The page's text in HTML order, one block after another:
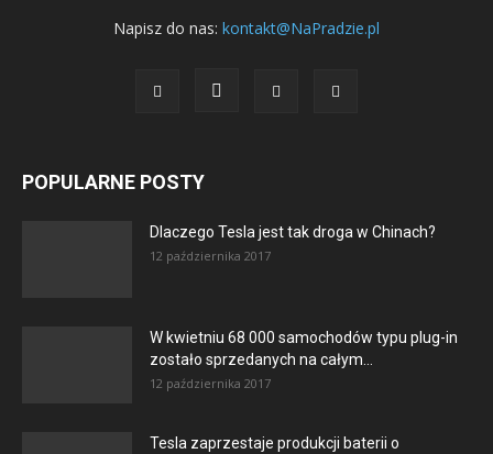
Napisz do nas: kontakt@NaPradzie.pl
POPULARNE POSTY
Dlaczego Tesla jest tak droga w Chinach?
12 października 2017
W kwietniu 68 000 samochodów typu plug-in
zostało sprzedanych na całym...
12 października 2017
Tesla zaprzestaje produkcji baterii o